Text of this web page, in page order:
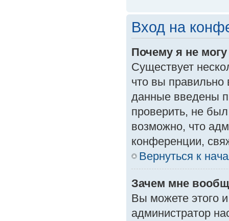
Вход на
Почему я не
Существует
что вы правильно
данные введены
проверить, не
возможно, что
конференции,
Вернуться к
Зачем мне
Вы можете этого и
администратор